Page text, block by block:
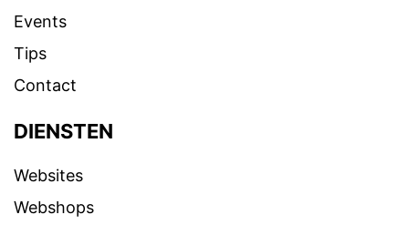
Events
Tips
Contact
DIENSTEN
Websites
Webshops